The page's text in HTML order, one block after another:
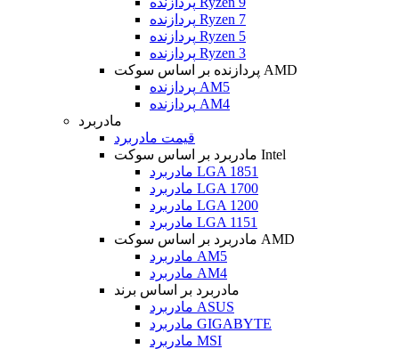
پردازنده Ryzen 7
پردازنده Ryzen 5
پردازنده Ryzen 3
پردازنده بر اساس سوکت AMD
پردازنده AM5
پردازنده AM4
مادربرد
قیمت مادربرد
مادربرد بر اساس سوکت Intel
مادربرد LGA 1851
مادربرد LGA 1700
مادربرد LGA 1200
مادربرد LGA 1151
مادربرد بر اساس سوکت AMD
مادربرد AM5
مادربرد AM4
مادربرد بر اساس برند
مادربرد ASUS
مادربرد GIGABYTE
مادربرد MSI